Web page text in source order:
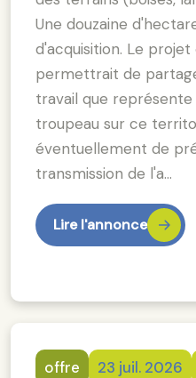
Une douzaine
d'acquisition. Le projet
permettrait de
travail que représente
troupeau sur ce
éventuellement de
transmission de l'a…
Lire l'annonce
offre 23 juil. 2026